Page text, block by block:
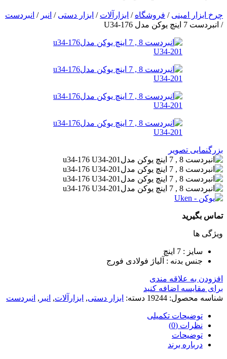
چرخ ابزار امینی / فروشگاه / ابزارآلات / ابزار دستی / انبر / انبردست
/ انبردست 7 اینچ یوکن مدل U34-176
بزرگنمایی تصویر
تماس بگیرید
ویژگی ها
سایز : 7 اینچ
جنس بدنه : آلیاژ فولادی فورج
افزودن به علاقه مندی
برای مقایسه اضافه کنید
شناسه محصول: 19244 دسته: ابزار دستی, ابزارآلات, انبر , انبردست
توضیحات تکمیلی
نظرات (0)
توضیحات
درباره برند